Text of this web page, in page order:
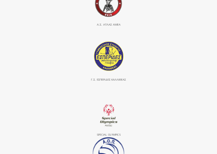
Α.Σ. ΑΤΛΑΣ ΑΜΕΑ
Γ.Σ. ΕΣΠΕΡΙΔΕΣ ΚΑΛΛΙΘΕΑΣ
SPECIAL OLYMPICS